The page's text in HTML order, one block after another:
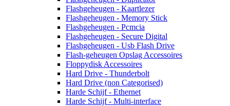
Flashgeheugen - Kaartlezer
Flashgeheugen - Memory Stick
Flashgeheugen - Pcmcia
Flashgeheugen - Secure Digital
Flashgeheugen - Usb Flash Drive
Flash-geheugen Opslag Accessoires
Floppydisk Accessoires
Hard Drive - Thunderbolt
Hard Drive (non Categorised)
Harde Schijf - Ethernet
Harde Schijf - Multi-interface